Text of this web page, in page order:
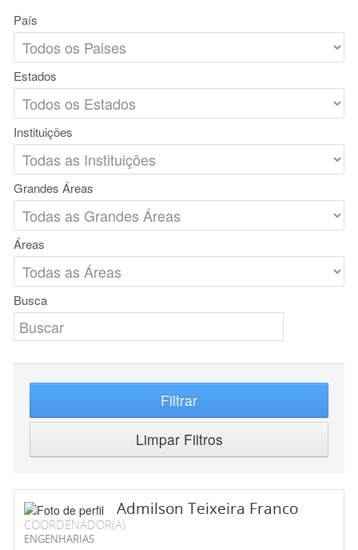
País
Estados
Instituições
Grandes Áreas
Áreas
Busca
Filtrar
Limpar Filtros
Admilson Teixeira Franco
COORDENADOR(A)
ENGENHARIAS